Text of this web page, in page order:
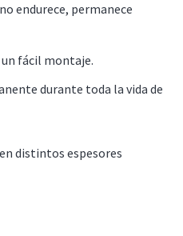
endurece, permanece
fácil montaje.
durante toda la vida de
distintos espesores